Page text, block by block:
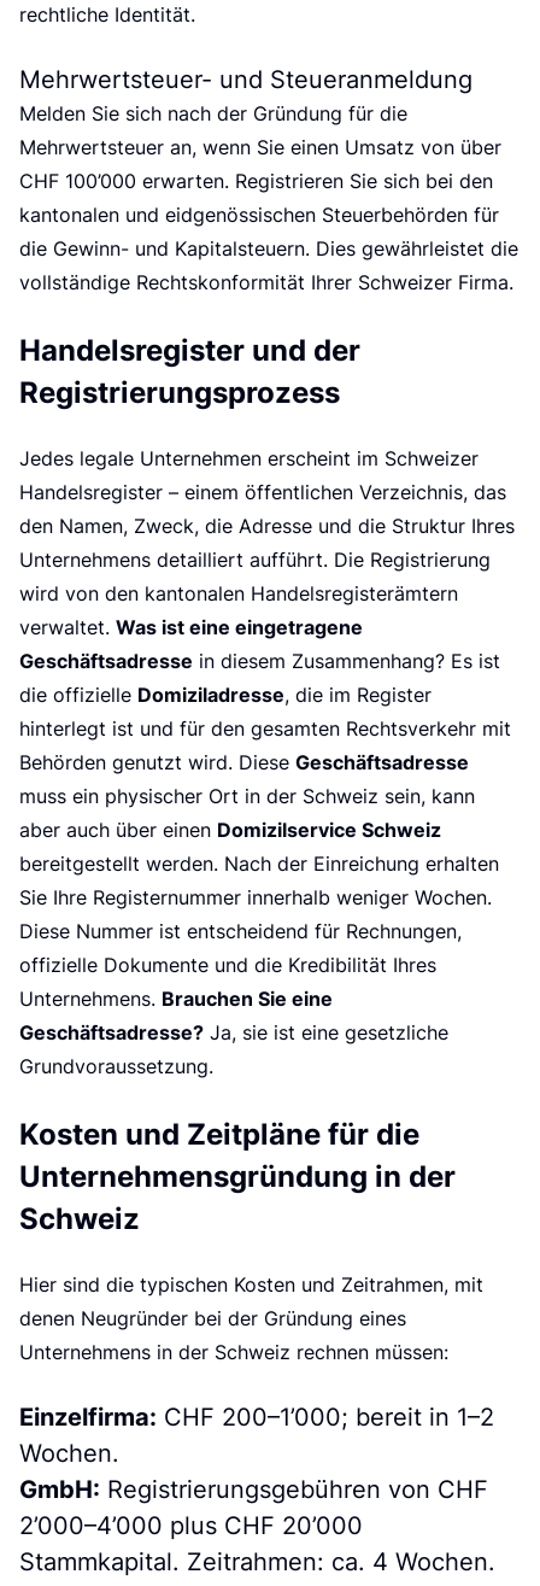
P
rechtliche Identität.
Mehrwertsteuer- und Steueranmeldung
Melden Sie sich nach der Gründung für die
Mehrwertsteuer an, wenn Sie einen Umsatz von über
CHF 100’000 erwarten. Registrieren Sie sich bei den
kantonalen und eidgenössischen Steuerbehörden für
die Gewinn- und Kapitalsteuern. Dies gewährleistet die
vollständige Rechtskonformität Ihrer Schweizer Firma.
Handelsregister und der
Registrierungsprozess
Jedes legale Unternehmen erscheint im Schweizer
Handelsregister – einem öffentlichen Verzeichnis, das
den Namen, Zweck, die Adresse und die Struktur Ihres
Unternehmens detailliert aufführt. Die Registrierung
wird von den kantonalen Handelsregisterämtern
verwaltet. Was ist eine eingetragene
Geschäftsadresse in diesem Zusammenhang? Es ist
die offizielle Domiziladresse, die im Register
hinterlegt ist und für den gesamten Rechtsverkehr mit
Behörden genutzt wird. Diese Geschäftsadresse
muss ein physischer Ort in der Schweiz sein, kann
aber auch über einen Domizilservice Schweiz
bereitgestellt werden. Nach der Einreichung erhalten
Sie Ihre Registernummer innerhalb weniger Wochen.
Diese Nummer ist entscheidend für Rechnungen,
offizielle Dokumente und die Kredibilität Ihres
Unternehmens. Brauchen Sie eine
Geschäftsadresse? Ja, sie ist eine gesetzliche
Grundvoraussetzung.
Kosten und Zeitpläne für die
Unternehmensgründung in der
Schweiz
Hier sind die typischen Kosten und Zeitrahmen, mit
denen Neugründer bei der Gründung eines
Unternehmens in der Schweiz rechnen müssen:
Einzelfirma: CHF 200–1’000; bereit in 1–2
Wochen.
GmbH: Registrierungsgebühren von CHF
2’000–4’000 plus CHF 20’000
Stammkapital. Zeitrahmen: ca. 4 Wochen.